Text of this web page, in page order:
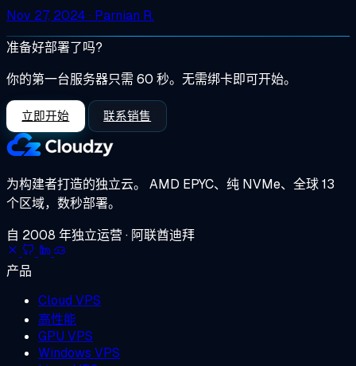
Nov 27, 2024 · Parnian R.
准备好部署了吗?
你的第一台服务器只需 60 秒。无需绑卡即可开始。
立即开始 联系销售
为构建者打造的独立云。 AMD EPYC、纯 NVMe、全球 13
个区域，数秒部署。
自 2008 年独立运营 · 阿联酋迪拜
产品
Cloud VPS
高性能
GPU VPS
Windows VPS